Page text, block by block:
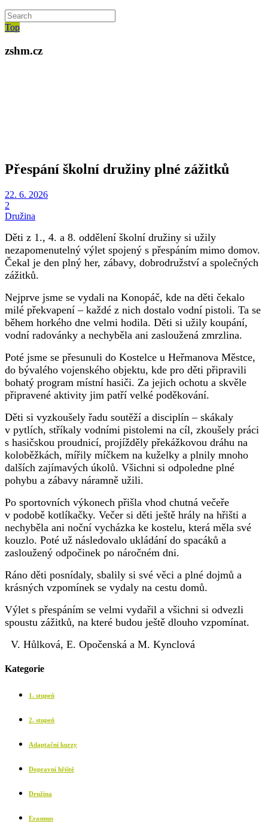
Top
zshm.cz
Přespání školní družiny plné zážitků
22. 6. 2026
2
Družina
Děti z 1., 4. a 8. oddělení školní družiny si užily
nezapomenutelný výlet spojený s přespáním mimo domov.
Čekal je den plný her, zábavy, dobrodružství a společných
zážitků.
Nejprve jsme se vydali na Konopáč, kde na děti čekalo
milé překvapení – každé z nich dostalo vodní pistoli. Ta se
během horkého dne velmi hodila. Děti si užily koupání,
vodní radovánky a nechyběla ani zasloužená zmrzlina.
Poté jsme se přesunuli do Kostelce u Heřmanova Městce,
do bývalého vojenského objektu, kde pro děti připravili
bohatý program místní hasiči. Za jejich ochotu a skvěle
připravené aktivity jim patří velké poděkování.
Děti si vyzkoušely řadu soutěží a disciplín – skákaly
v pytlích, stříkaly vodními pistolemi na cíl, zkoušely práci
s hasičskou proudnicí, projížděly překážkovou dráhu na
koloběžkách, mířily míčkem na kuželky a plnily mnoho
dalších zajímavých úkolů. Všichni si odpoledne plné
pohybu a zábavy náramně užili.
Po sportovních výkonech přišla vhod chutná večeře
v podobě kotlíkačky. Večer si děti ještě hrály na hřišti a
nechyběla ani noční vycházka ke kostelu, která měla své
kouzlo. Poté už následovalo ukládání do spacáků a
zasloužený odpočinek po náročném dni.
Ráno děti posnídaly, sbalily si své věci a plné dojmů a
krásných vzpomínek se vydaly na cestu domů.
Výlet s přespáním se velmi vydařil a všichni si odvezli
spoustu zážitků, na které budou ještě dlouho vzpomínat.
V. Hůlková, E. Opočenská a M. Kynclová
Kategorie
1. stupeň
2. stupeň
Adaptační kurzy
Dopravní hřiště
Družina
Erasmus